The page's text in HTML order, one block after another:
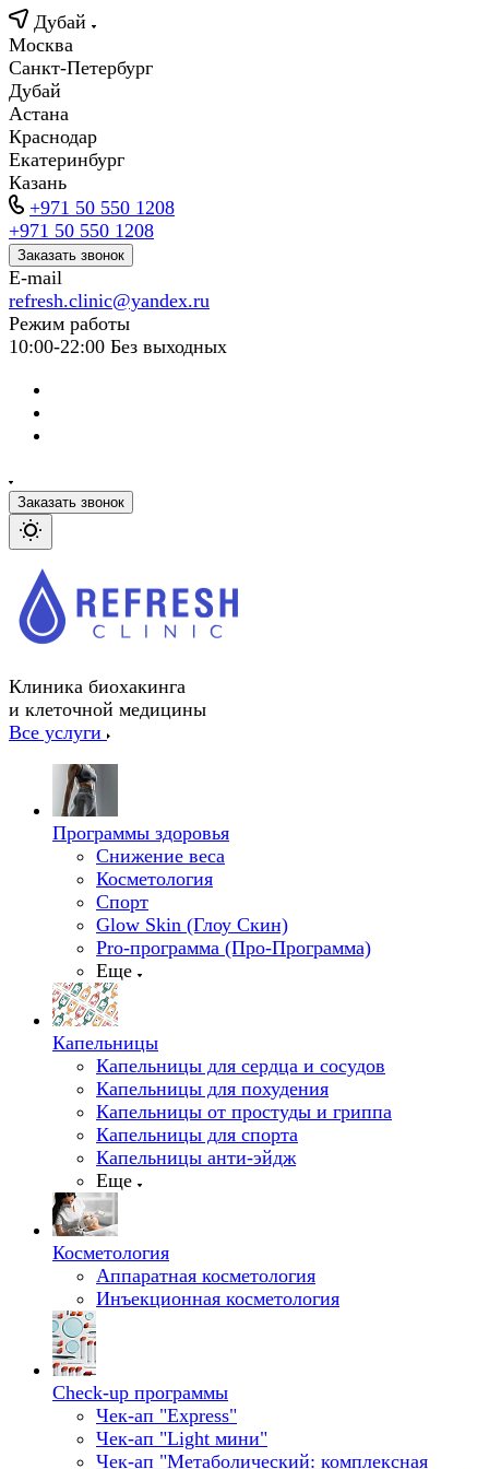
Дубай
Москва
Санкт-Петербург
Дубай
Астана
Краснодар
Екатеринбург
Казань
+971 50 550 1208
+971 50 550 1208
Заказать звонок
E-mail
refresh.clinic@yandex.ru
Режим работы
10:00-22:00 Без выходных
Заказать звонок
Клиника биохакинга
и клеточной медицины
Все услуги
Программы здоровья
Снижение веса
Косметология
Спорт
Glow Skin (Глоу Скин)
Pro-программа (Про-Программа)
Еще
Капельницы
Капельницы для сердца и сосудов
Капельницы для похудения
Капельницы от простуды и гриппа
Капельницы для спорта
Капельницы анти-эйдж
Еще
Косметология
Аппаратная косметология
Инъекционная косметология
Check-up программы
Чек-ап "Express"
Чек-ап "Light мини"
Чек-ап "Метаболический: комплексная